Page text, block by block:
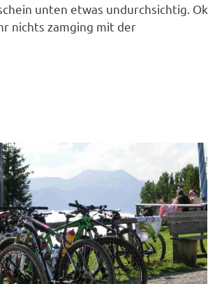
unten etwas undurchsichtig. Ok
nichts zamging mit der